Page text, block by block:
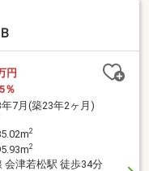
円
％
7月(築23年2ヶ月)
2
2
会津若松駅 徒歩34分